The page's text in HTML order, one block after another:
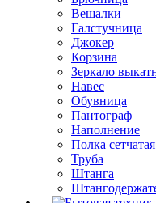
Вешалки
Галстучница
Джокер
Корзина
Зеркало
Навес
Обувница
Пантограф
Наполнение
Полка сетчатая
Труба
Штанга